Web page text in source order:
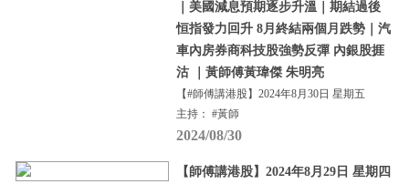
｜美國減息預期逐步升溫｜期結過後
恒指發力回升 8月終結兩個月跌勢｜汽
車內房券商科技股強勢反彈 內銀股捱
沽 ｜黃師傅黃瑋傑 朱明亮
【#師傅講港股】2024年8月30日 星期五
主持： #黃師
2024/08/30
【師傅講港股】2024年8月29日 星期四